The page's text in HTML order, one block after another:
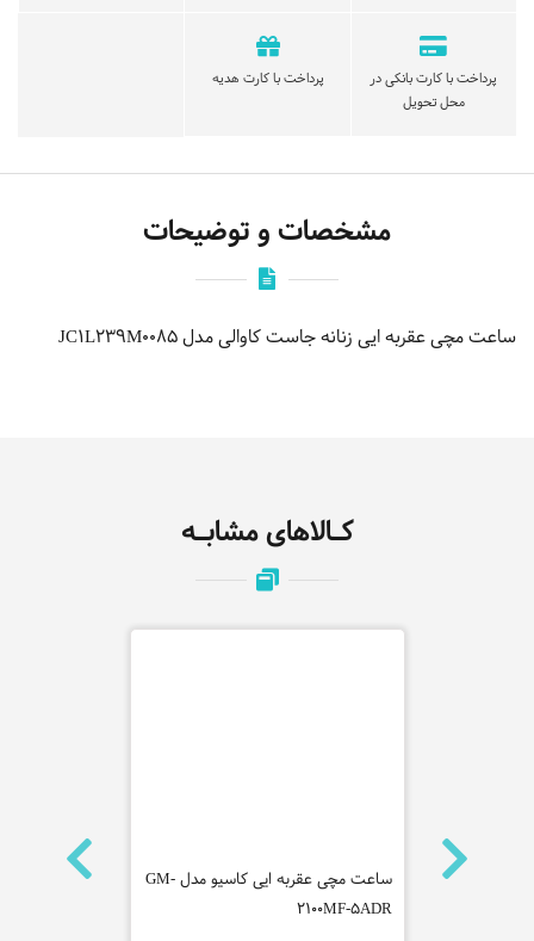
پرداخت با کارت بانکی در
محل تحویل
پرداخت با کارت هدیه
مشخصات و توضیحات
ساعت مچی عقربه ایی زنانه جاست کاوالی مدل JC1L239M0085
کـالاهای مشابـه
ساعت مچی
ساعت مچی عقربه ایی کاسیو مدل GM-
2100MF-5ADR